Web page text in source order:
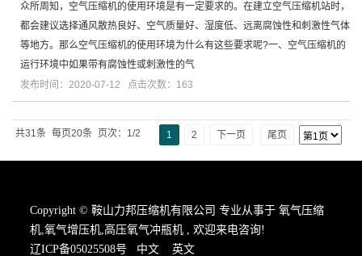
众所周知，空气压缩机的使用环境是有一定要求的。在建立空气压缩机站时，
都会建议选择通风散热良好、空气质量好、湿度低、远离腐蚀性和刺激性气体
等地方。那么空气压缩机的使用环境为什么有这些要求呢?一、空气压缩机的
运行环境中如果带有腐蚀性或刺激性的气
发布时间：2020-07-12 点击次数：163
共31条 每页20条 页次：1/2 1 2 下一页 尾页
Copyright © 鞍山力邦压缩机有限公司 专业从事于氧气压缩
机,氧气增压机,高压氧气冲瓶机 , 欢迎来电咨询!
辽ICP备05025508号
中文 英文